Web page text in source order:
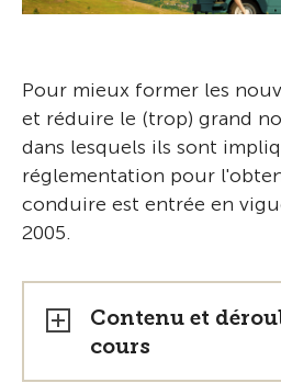
Pour mieux former les
et réduire le (trop) grand
dans lesquels ils sont
réglementation pour
conduire est entrée en
2005.
Contenu et
cours